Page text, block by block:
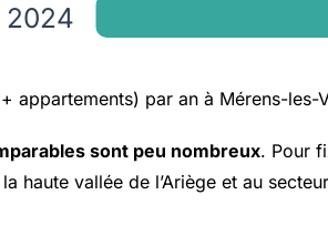
2024
appartements) par an à Mérens-les-
sont peu nombreux. Pour
haute vallée de l’Ariège et au